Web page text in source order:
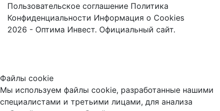
Пользовательское соглашение Политика
Конфиденциальности Информация о Cookies
2026 - Оптима Инвест. Официальный сайт.
Файлы cookie
Мы используем файлы cookie, разработанные нашими
специалистами и третьими лицами, для анализа